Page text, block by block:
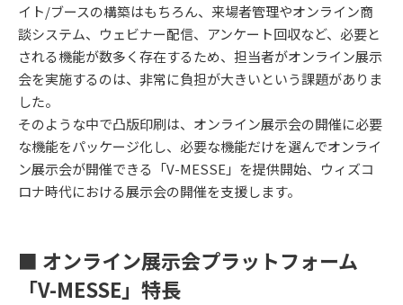
イト/ブースの構築はもちろん、来場者管理やオンライン商
談システム、ウェビナー配信、アンケート回収など、必要と
される機能が数多く存在するため、担当者がオンライン展示
会を実施するのは、非常に負担が大きいという課題がありま
した。
そのような中で凸版印刷は、オンライン展示会の開催に必要
な機能をパッケージ化し、必要な機能だけを選んでオンライ
ン展示会が開催できる「V-MESSE」を提供開始、ウィズコ
ロナ時代における展示会の開催を支援します。
■ オンライン展示会プラットフォーム
「V-MESSE」特長